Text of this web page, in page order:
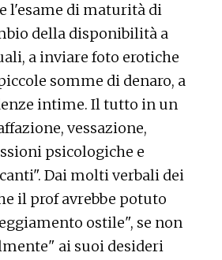
l'esame di maturità di
della disponibilità a
a inviare foto erotiche
somme di denaro, a
intime. Il tutto in un
vessazione,
psicologiche e
Dai molti verbali dei
il prof avrebbe potuto
ostile", se non
ai suoi desideri